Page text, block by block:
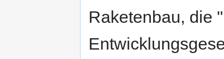
Raketenbau, die